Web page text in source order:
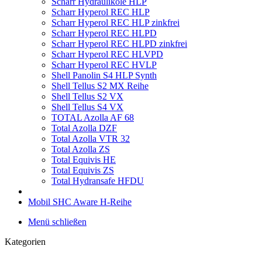
Scharr Hyperol REC HLP
Scharr Hyperol REC HLP zinkfrei
Scharr Hyperol REC HLPD
Scharr Hyperol REC HLPD zinkfrei
Scharr Hyperol REC HLVPD
Scharr Hyperol REC HVLP
Shell Panolin S4 HLP Synth
Shell Tellus S2 MX Reihe
Shell Tellus S2 VX
Shell Tellus S4 VX
TOTAL Azolla AF 68
Total Azolla DZF
Total Azolla VTR 32
Total Azolla ZS
Total Equivis HE
Total Equivis ZS
Total Hydransafe HFDU
Mobil SHC Aware H-Reihe
Menü schließen
Kategorien